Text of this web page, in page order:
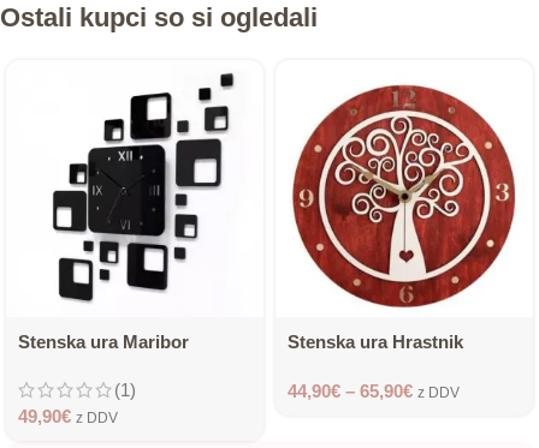
Ostali kupci so si ogledali
Stenska ura Maribor
(1)
49,90€ z DDV
Stenska ura Hrastnik
44,90€ – 65,90€ z DDV